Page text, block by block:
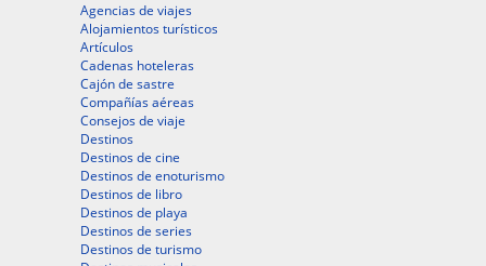
Agencias de viajes
Alojamientos turísticos
Artículos
Cadenas hoteleras
Cajón de sastre
Compañías aéreas
Consejos de viaje
Destinos
Destinos de cine
Destinos de enoturismo
Destinos de libro
Destinos de playa
Destinos de series
Destinos de turismo